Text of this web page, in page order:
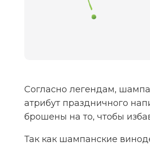
Согласно легендам,
атрибут праздничного
брошены на то, чтобы
Так как шампанские